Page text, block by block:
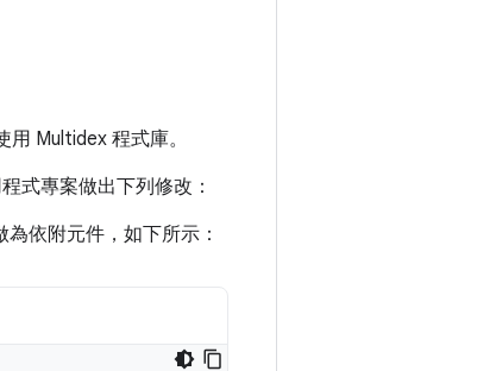
Multidex 程式庫。
式專案做出下列修改：
依附元件，如下所示：